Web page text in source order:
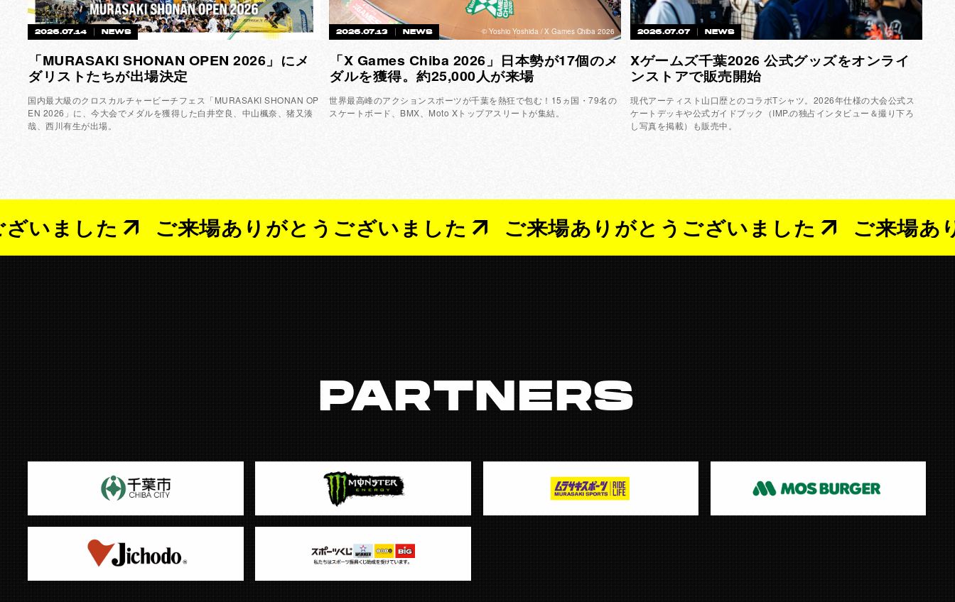
2026.07.14 NEWS
「MURASAKI SHONAN OPEN 2026」にメ
ダリストたちが出場決定
国内最大級のクロスカルチャービーチフェス「MURASAKI SHONAN OP
EN 2026」に、今大会でメダルを獲得した白井空良、中山楓奈、猪又湊
哉、西川有生が出場。
2026.07.13 NEWS ©︎ Yoshio Yoshida / X Games Chiba 2026
「X Games Chiba 2026」日本勢が17個のメ
ダルを獲得。約25,000人が来場
世界最高峰のアクションスポーツが千葉を熱狂で包む！15ヵ国・79名の
スケートボード、BMX、Moto Xトップアスリートが集結。
2026.07.07 NEWS
Xゲームズ千葉2026 公式グッズをオンライ
ンストアで販売開始
現代アーティスト山口歴とのコラボTシャツ。2026年仕様の大会公式ス
ケートデッキや公式ガイドブック（IMP.の独占インタビュー＆撮り下ろ
し写真を掲載）も販売中。
た ご来場ありがとうございました ご来場ありがとうございました ご来場ありがと
PARTNERS